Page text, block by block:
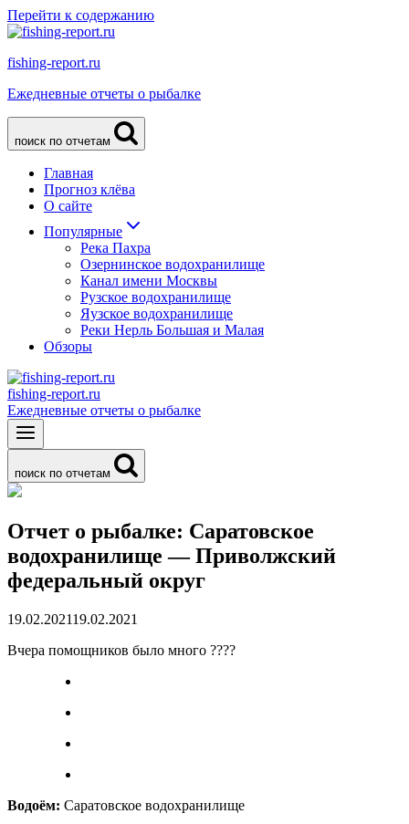
Перейти к содержанию
fishing-report.ru
Ежедневные отчеты о рыбалке
поиск по отчетам
Главная
Прогноз клёва
О сайте
Популярные
Река Пахра
Озернинское водохранилище
Канал имени Москвы
Рузское водохранилище
Яузское водохранилище
Реки Нерль Большая и Малая
Обзоры
fishing-report.ru
Ежедневные отчеты о рыбалке
поиск по отчетам
Отчет о рыбалке: Саратовское
водохранилище — Приволжский
федеральный округ
19.02.202119.02.2021
Вчера помощников было много ????
Водоём: Саратовское водохранилище